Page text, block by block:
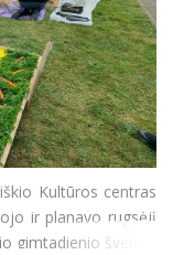
Kultūros centras
ir planavo rugsėjį
gimtadienio šventę,